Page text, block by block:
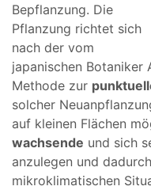
Bepflanzung. Die
Pflanzung richtet sich
nach der vom
japanischen
Methode zur
solcher
auf kleinen Flächen
wachsende und sich
anzulegen und
mikroklimatischen